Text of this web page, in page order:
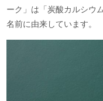
ーク」は「炭酸カルシウ
名前に由来しています。